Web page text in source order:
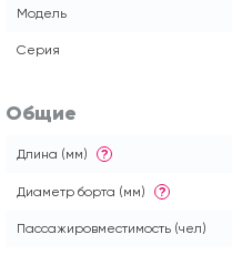
Модель
Серия
Общие
Длина (мм) ?
Диаметр борта (мм) ?
Пассажировместимость (чел)